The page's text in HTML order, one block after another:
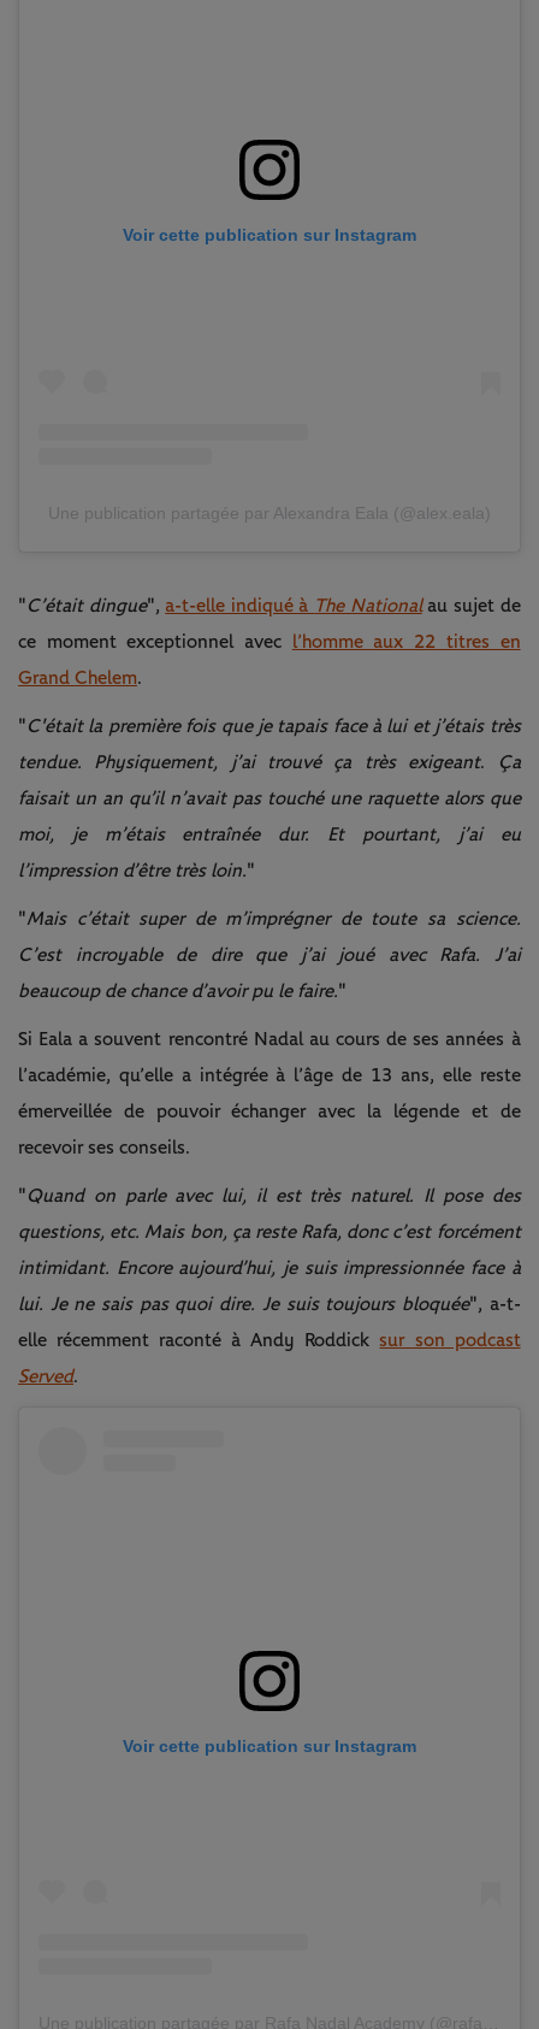
Voir cette publication sur Instagram
Une publication partagée par Alexandra Eala (@alex.eala)
"C’était dingue", a-t-elle indiqué à The Nationalau sujet de
ce moment exceptionnel avec
l’homme aux 22 titres en
Grand Chelem.
"C'était la première fois que je tapais face à lui et j’étais très
tendue. Physiquement, j’ai trouvé ça très exigeant.
Ça
faisait un an qu’il n’avait pas touché une raquette alors que
moi, je m’étais entraînée dur. Et pourtant, j’ai eu
l’impression d’être très loin."
"Mais c’était super de m’imprégner de toute sa science.
C’est incroyable de dire que j’ai joué avec Rafa. J’ai
beaucoup de chance d’avoir pu le faire."
Si Eala a souvent rencontré Nadal au cours de ses années à
l’académie, qu’elle a intégrée à l’âge de 13 ans, elle reste
émerveillée de pouvoir échanger avec la légende et de
recevoir ses conseils.
"Quand on parle avec lui, il est très naturel. Il pose des
questions, etc. Mais bon, ça reste Rafa, donc c’est forcément
intimidant. Encore aujourd’hui, je suis impressionnée face à
lui. Je ne sais pas quoi dire. Je suis toujours bloquée", a-t-
elle récemment raconté à Andy Roddicksur son podcast
Served.
Voir cette publication sur Instagram